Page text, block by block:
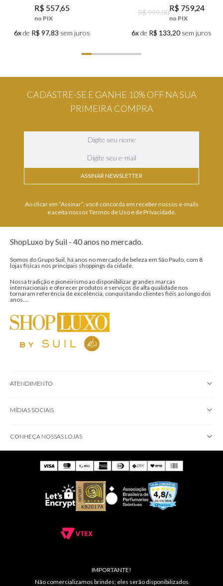
R$ 557,65
no PIX
6xde R$ 97,83 sem juros
R$ 999,00R$ 759,24
no PIX
6xde R$ 133,20sem juros
CADASTRE-SE E GANHE 10% OFF NA SUA
PRIMEIRA COMPRA
ASSINAR NEWSLETTER
Ao clicar em “Assinar”, você concorda em receber nossos e-mails
e aceita nossos Termos de Uso e de Privacidade.
ShopLuxo by Suil - 40 anos no mercado.
Somos do Grupo Suil, há anos no mercado de beleza em São Paulo, com 8
lojas físicas nos principais shoppings da cidade.
Nossa tradição e pioneirismo ao disponibilizar grandes marcas
internacionais e oferecer produtos e serviços de alta qualidade nos
tornaram referência de excelência, conquistando clientes fiéis ao longo dos
anos....
ATENDIMENTO
MÍDIAS SOCIAIS
CONHEÇA NOSSAS LOJAS
IMPORTANTE!
Não comercializamos brindes; eles serão disponibilizados